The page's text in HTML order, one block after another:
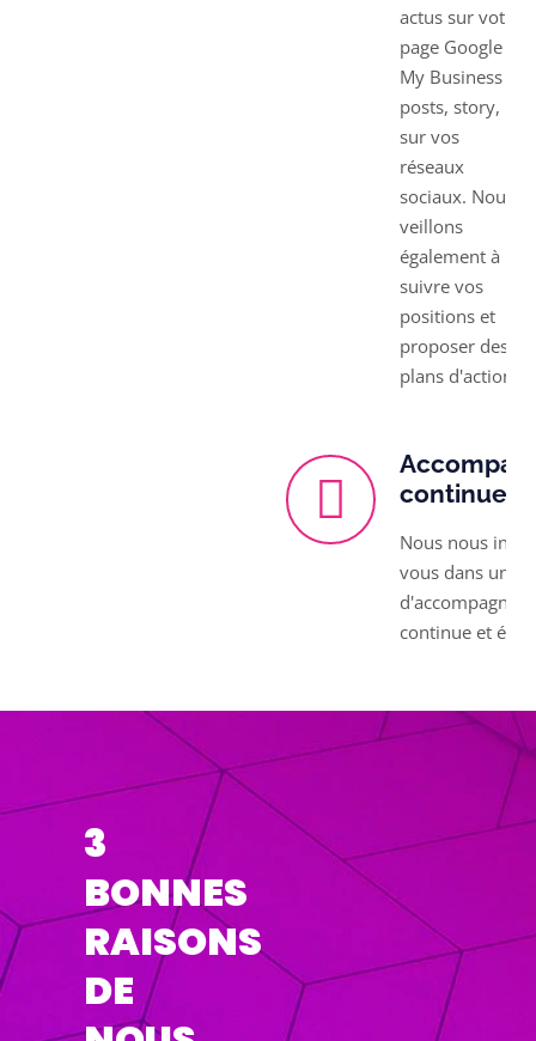
actus sur votre
page Google
My Business et
posts, story, ...
sur vos
réseaux
sociaux. Nous
veillons
également à
suivre vos
positions et
proposer des
plans d'action.
continue
Nous nous
vous dans une
continue et
3
BONNES
RAISONS
DE